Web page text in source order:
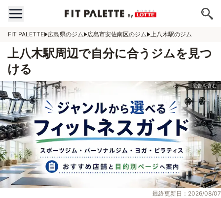
FIT PALETTE 広島県のジム 広島市安佐南区のジム 上八木駅のジム
上八木駅周辺で自分に合うジムを見つ
ける
最終更新日：2026/08/07